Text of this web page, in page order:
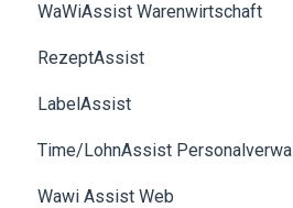
Benutzerverwaltung
Kassenbuch
Zahlung
Statistiken
Schnittstellen
Allgemein
WaWiAssist Warenwirtschaft
Allgemeines
Angebote
Bestellungen
Rechnungen
RezeptAssist
Rezeptverwaltung
smartScale
Rohstoffverwaltung
LabelAssist
Allgemein
Time/LohnAssist
Allgemein
Wawi Assist Web